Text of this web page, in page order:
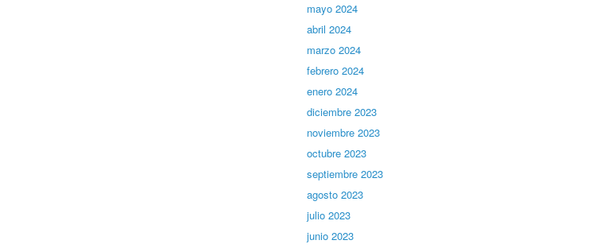
mayo 2024
abril 2024
marzo 2024
febrero 2024
enero 2024
diciembre 2023
noviembre 2023
octubre 2023
septiembre 2023
agosto 2023
julio 2023
junio 2023